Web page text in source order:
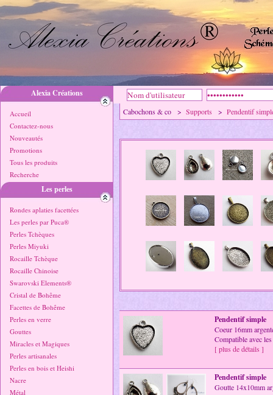
Alexia Créations
Accueil
Contactez-nous
Nouveautés
Promotions
Tous les produits
Recherche
Les perles
Rondes aplaties facettées
Les perles par Puca®
Perles Tchèques
Perles Miyuki
Rocaille Tchèque
Rocaille Chinoise
Swarovski Elements®
Cristal de Bohême
Facettes de Bohême
Perles en verre
Gouttes
Miracles et Magiques
Perles artisanales
Perles en bois et Heishi
Nacre
Métal
Cabochons & co > Supports > Pendentif
Pendentif simple
Coeur 16mm
Compatible avec
[ plus de détails ]
Pendentif simple
Goutte 14x10mm